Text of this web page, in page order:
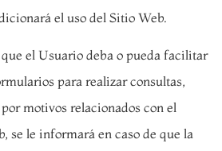
el uso del Sitio Web.
que el Usuario deba o pueda facilitar
para realizar consultas,
motivos relacionados con el
se le informará en caso de que la